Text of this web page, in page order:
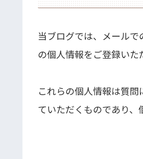
当ブログでは、メール
の個人情報をご登録いた
これらの個人情報は質
ていただくものであり、